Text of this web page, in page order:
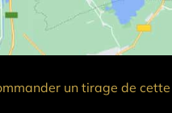
un tirage de